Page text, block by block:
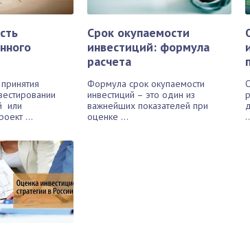
или
...
Срок окупаемости
инвестиций: формула
расчета
Формула срок окупаемости
инвестиций – это один из
важнейших показателей при
оценке ...